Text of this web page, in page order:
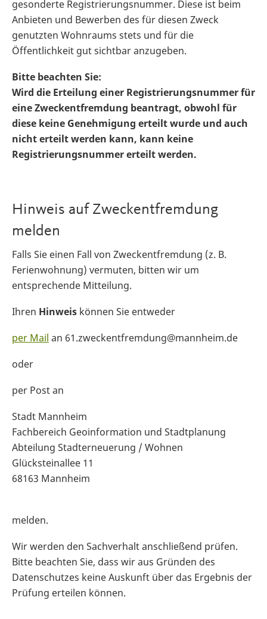
gesonderte Registrierungsnummer. Diese ist beim
Anbieten und Bewerben des für diesen Zweck
genutzten Wohnraums stets und für die
Öffentlichkeit gut sichtbar anzugeben.
Bitte beachten Sie:
Wird die Erteilung einer Registrierungsnummer für
eine Zweckentfremdung beantragt, obwohl für
diese keine Genehmigung erteilt wurde und auch
nicht erteilt werden kann, kann keine
Registrierungsnummer erteilt werden.
Hinweis auf Zweckentfremdung
melden
Falls Sie einen Fall von Zweckentfremdung (z. B.
Ferienwohnung) vermuten, bitten wir um
entsprechende Mitteilung.
Ihren Hinweis können Sie entweder
per Mail an 61.zweckentfremdung@mannheim.de
oder
per Post an
Stadt Mannheim
Fachbereich Geoinformation und Stadtplanung
Abteilung Stadterneuerung / Wohnen
Glücksteinallee 11
68163 Mannheim
melden.
Wir werden den Sachverhalt anschließend prüfen.
Bitte beachten Sie, dass wir aus Gründen des
Datenschutzes keine Auskunft über das Ergebnis der
Prüfung erteilen können.